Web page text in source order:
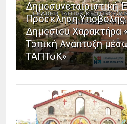
Δημοσυνεταιριστική
Πρόσκληση
Δημοσίου Χαρακτήρα
Τοπική Ανάπτυξη
ΤΑΠΤοΚ»